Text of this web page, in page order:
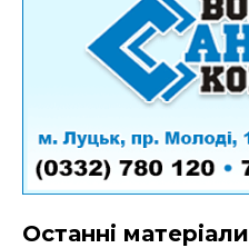
Останні матеріали